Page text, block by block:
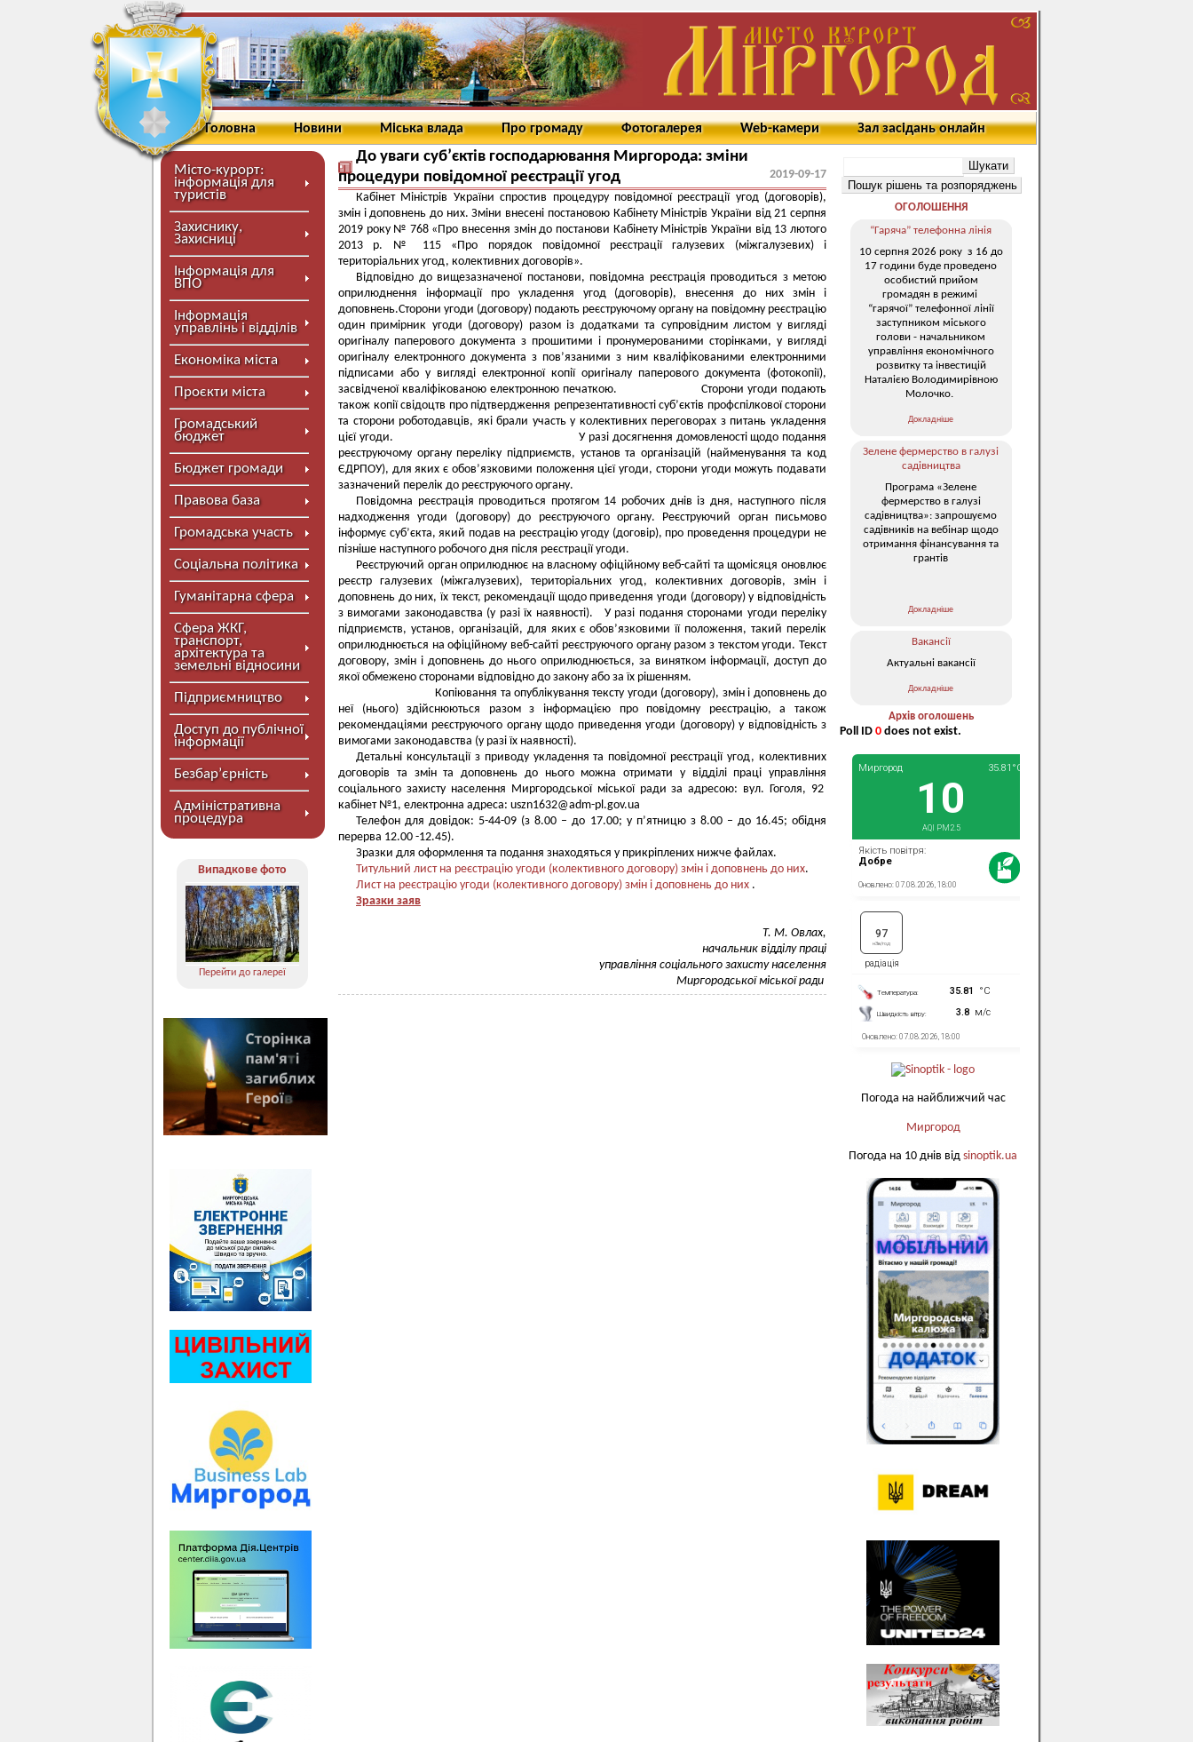
Головна Новини Міська влада Про громаду Фотогалерея Web-камери Зал засідань онлайн
Місто-курорт:
інформація для
туристів
Захиснику,
Захисниці
Інформація для
ВПО
Інформація
управлінь і відділів
Економіка міста
Проєкти міста
Громадський
бюджет
Бюджет громади
Правова база
Громадська участь
Соціальна політика
Гуманітарна сфера
Сфера ЖКГ,
транспорт,
архітектура та
земельні відносини
Підприємництво
Доступ до публічної
інформації
Безбар’єрність
Адміністративна
процедура
Випадкове фото
Перейти до галереї
До уваги суб’єктів господарювання Миргорода: зміни
процедури повідомної реєстрації угод
2019-09-17
Кабінет Міністрів України спростив процедуру повідомної реєстрації угод (договорів),
змін і доповнень до них. Зміни внесені постановою Кабінету Міністрів України від 21 серпня
2019 року № 768 «Про внесення змін до постанови Кабінету Міністрів України від 13 лютого
2013 р. № 115 «Про порядок повідомної реєстрації галузевих (міжгалузевих) і
територіальних угод, колективних договорів».
Відповідно до вищезазначеної постанови, повідомна реєстрація проводиться з метою
оприлюднення інформації про укладення угод (договорів), внесення до них змін і
доповнень.Сторони угоди (договору) подають реєструючому органу на повідомну реєстрацію
один примірник угоди (договору) разом із додатками та супровідним листом у вигляді
оригіналу паперового документа з прошитими і пронумерованими сторінками, у вигляді
оригіналу електронного документа з пов’язаними з ним кваліфікованими електронними
підписами або у вигляді електронної копії оригіналу паперового документа (фотокопії),
засвідченої кваліфікованою електронною печаткою. Сторони угоди подають
також копії свідоцтв про підтвердження репрезентативності суб’єктів профспілкової сторони
та сторони роботодавців, які брали участь у колективних переговорах з питань укладення
цієї угоди. У разі досягнення домовленості щодо подання
реєструючому органу переліку підприємств, установ та організацій (найменування та код
ЄДРПОУ), для яких є обов’язковими положення цієї угоди, сторони угоди можуть подавати
зазначений перелік до реєструючого органу.
Повідомна реєстрація проводиться протягом 14 робочих днів із дня, наступного після
надходження угоди (договору) до реєструючого органу. Реєструючий орган письмово
інформує суб’єкта, який подав на реєстрацію угоду (договір), про проведення процедури не
пізніше наступного робочого дня після реєстрації угоди.
Реєструючий орган оприлюднює на власному офіційному веб-сайті та щомісяця оновлює
реєстр галузевих (міжгалузевих), територіальних угод, колективних договорів, змін і
доповнень до них, їх текст, рекомендації щодо приведення угоди (договору) у відповідність
з вимогами законодавства (у разі їх наявності). У разі подання сторонами угоди переліку
підприємств, установ, організацій, для яких є обов’язковими її положення, такий перелік
оприлюднюється на офіційному веб-сайті реєструючого органу разом з текстом угоди. Текст
договору, змін і доповнень до нього оприлюднюється, за винятком інформації, доступ до
якої обмежено сторонами відповідно до закону або за їх рішенням.
Копіювання та опублікування тексту угоди (договору), змін і доповнень до
неї (нього) здійснюються разом з інформацією про повідомну реєстрацію, а також
рекомендаціями реєструючого органу щодо приведення угоди (договору) у відповідність з
вимогами законодавства (у разі їх наявності).
Детальні консультації з приводу укладення та повідомної реєстрації угод, колективних
договорів та змін та доповнень до нього можна отримати у відділі праці управління
соціального захисту населення Миргородської міської ради за адресою: вул. Гоголя, 92
кабінет №1, електронна адреса: uszn1632@adm-pl.gov.ua
Телефон для довідок: 5-44-09 (з 8.00 – до 17.00; у п’ятницю з 8.00 – до 16.45; обідня
перерва 12.00 -12.45).
Зразки для оформлення та подання знаходяться у прикріплених нижче файлах.
Титульний лист на реєстрацію угоди (колективного договору) змін і доповнень до них.
Лист на реєстрацію угоди (колективного договору) змін і доповнень до них .
Зразки заяв
Т. М. Овлах,
начальник відділу праці
управління соціального захисту населення
Миргородської міської ради
ОГОЛОШЕННЯ
“Гаряча” телефонна лінія
10 серпня 2026 року з 16 до
17 години буде проведено
особистий прийом
громадян в режимі
“гарячої” телефонної лінії
заступником міського
голови - начальником
управління економічного
розвитку та інвестицій
Наталією Володимирівною
Молочко.
Докладніше
Зелене фермерство в галузі
садівництва
Програма «Зелене
фермерство в галузі
садівництва»: запрошуємо
садівників на вебінар щодо
отримання фінансування та
грантів
Докладніше
Вакансії
Актуальні вакансії
Докладніше
Архів оголошень
Poll ID 0 does not exist.
Погода на найближчий час
Миргород
Погода на 10 днів від sinoptik.ua